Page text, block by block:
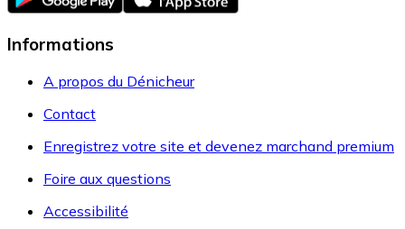
Informations
A propos du Dénicheur
Contact
Enregistrez votre site et devenez marchand premium
Foire aux questions
Accessibilité